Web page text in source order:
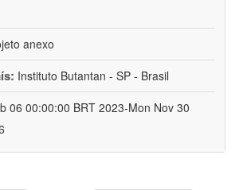
anexo
Instituto Butantan - SP - Brasil
06 00:00:00 BRT 2023-Mon Nov 30